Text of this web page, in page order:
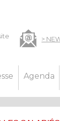
Agenda